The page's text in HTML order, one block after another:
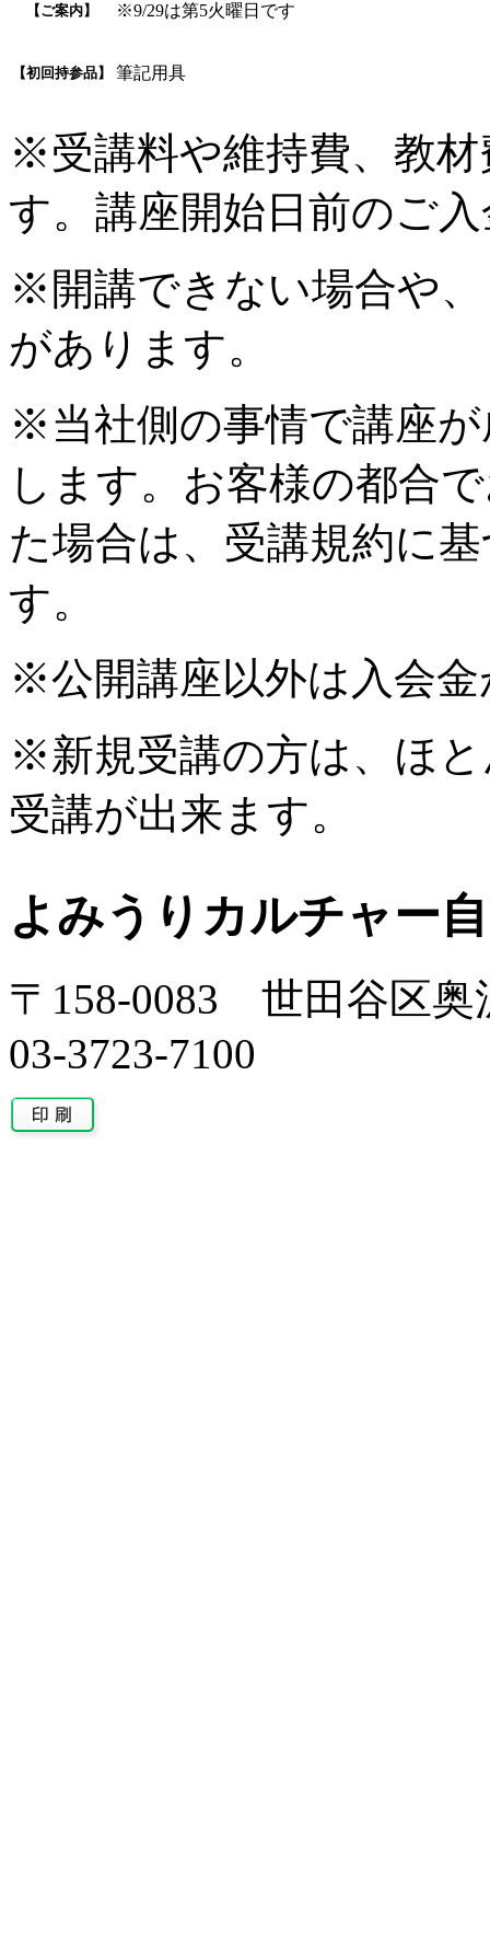
【ご案内】 ※9/29は第5火曜日です
【初回持参品】 筆記用具
※受講料や維持費、教
す。講座開始日前のご
※開講できない場合や
があります。
※当社側の事情で講座
します。お客様の都合
た場合は、受講規約に
す。
※公開講座以外は入会
※新規受講の方は、ほ
受講が出来ます。
よみうりカルチャー
〒158-0083 世田谷区奥
03-3723-7100